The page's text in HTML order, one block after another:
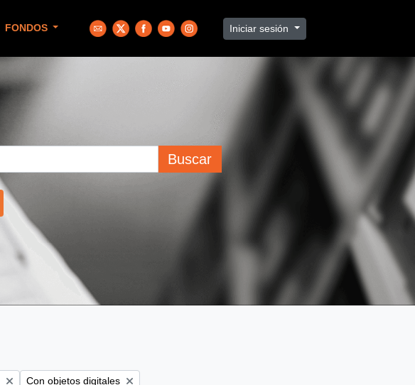
FONDOS Iniciar sesión
Buscar
Remove filter:
Con objetos digitales